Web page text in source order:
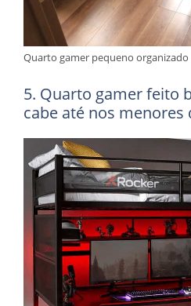
Quarto gamer pequeno organizado
5. Quarto gamer feito
cabe até nos